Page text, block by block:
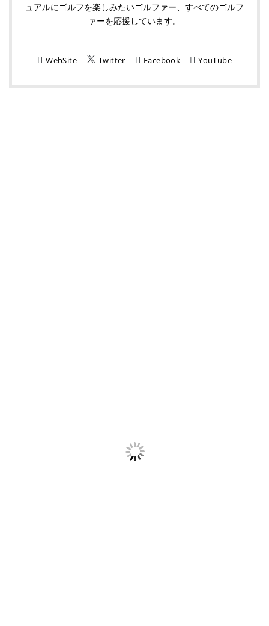
ュアルにゴルフを楽しみたいゴルファー、すべてのゴルフ
ァーを応援しています。
WebSite Twitter Facebook YouTube